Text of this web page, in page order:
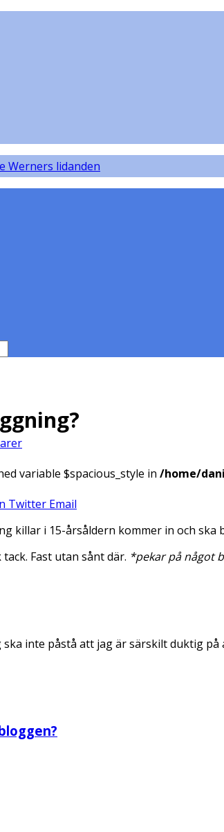
variable $spacious_style in /home/
Twitter Email
killar i 15-årsåldern kommer in och ska
Fast utan sånt där. *pekar på något
ska inte påstå att jag är särskilt duktig